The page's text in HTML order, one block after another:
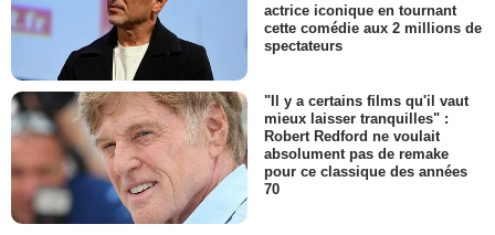
actrice iconique en tournant
cette comédie aux 2 millions de
spectateurs
"Il y a certains films qu'il vaut
mieux laisser tranquilles" :
Robert Redford ne voulait
absolument pas de remake
pour ce classique des années
70